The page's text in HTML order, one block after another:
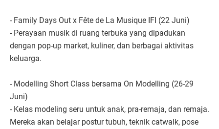
- Family Days Out x Fête de La Musique IFI (22 Juni)
- Perayaan musik di ruang terbuka yang dipadukan
dengan pop-up market, kuliner, dan berbagai aktivitas
keluarga.
- Modelling Short Class bersama On Modelling (26-29
Juni)
- Kelas modeling seru untuk anak, pra-remaja, dan remaja.
Mereka akan belajar postur tubuh, teknik catwalk, pose